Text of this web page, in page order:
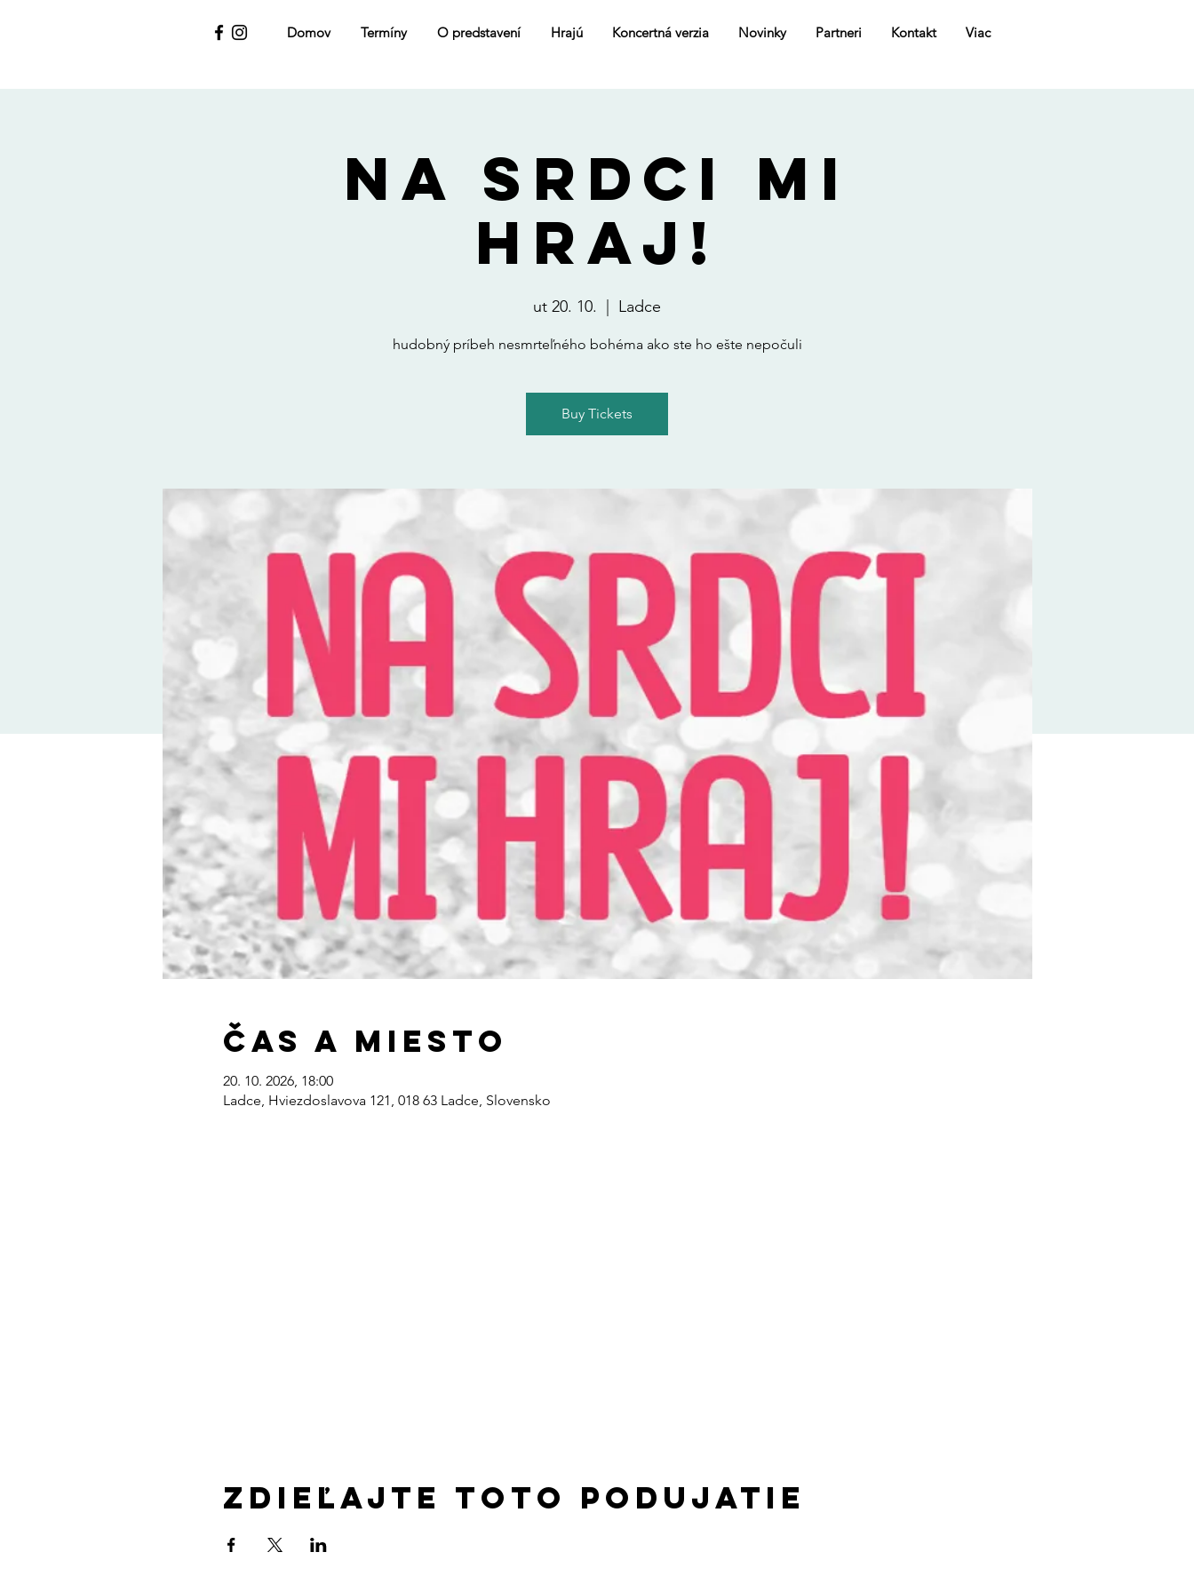
Domov Termíny O predstavení Hrajú Koncertná verzia Novinky Partneri Kontakt Viac
NA SRDCI MI
HRAJ!
ut 20. 10. Ladce
hudobný príbeh nesmrteľného bohéma ako ste ho ešte nepočuli
Buy Tickets
Čas a miesto
20. 10. 2026, 18:00
Ladce, Hviezdoslavova 121, 018 63 Ladce, Slovensko
Zdieľajte toto podujatie